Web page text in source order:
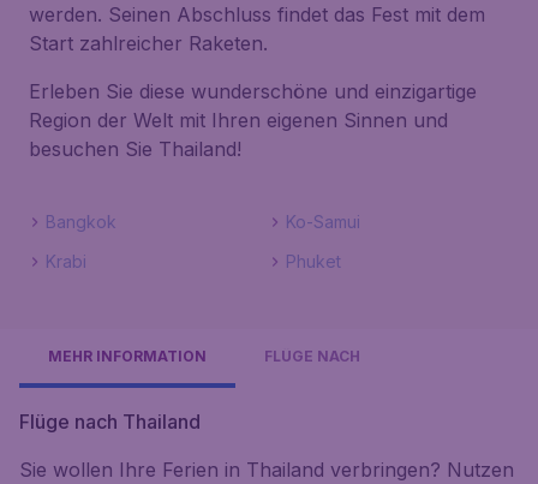
werden. Seinen Abschluss findet das Fest mit dem
Start zahlreicher Raketen.
Erleben Sie diese wunderschöne und einzigartige
Region der Welt mit Ihren eigenen Sinnen und
besuchen Sie Thailand!
Bangkok
Ko-Samui
Krabi
Phuket
MEHR INFORMATION FLÜGE NACH
Flüge nach Thailand
Sie wollen Ihre Ferien in Thailand verbringen? Nutzen